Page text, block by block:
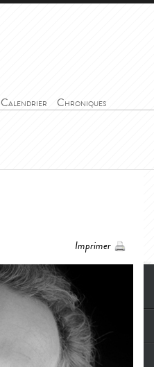
Calendrier Chroniques
Imprimer